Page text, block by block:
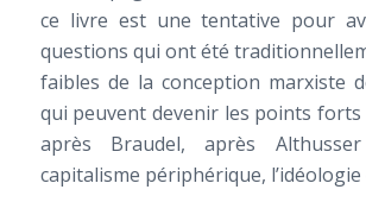
ce livre est une tentative pour
questions qui ont été
faibles de la conception marxiste
qui peuvent devenir les points
après Braudel, après
capitalisme périphérique,